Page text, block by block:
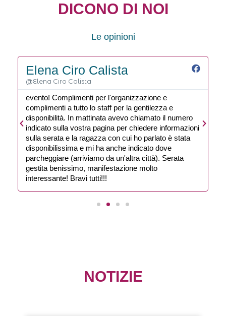
DICONO DI NOI
Le opinioni
Elena Ciro Calista
@Elena Ciro Calista
evento! Complimenti per l'organizzazione e
complimenti a tutto lo staff per la gentilezza e
disponibilità. In mattinata avevo chiamato il numero
indicato sulla vostra pagina per chiedere informazioni
sulla serata e la ragazza con cui ho parlato è stata
disponibilissima e mi ha anche indicato dove
parcheggiare (arriviamo da un'altra città). Serata
gestita benissimo, manifestazione molto
interessante! Bravi tutti!!!
NOTIZIE